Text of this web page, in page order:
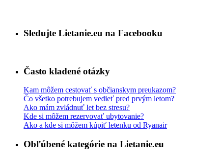
Sledujte Lietanie.eu na Facebooku
Často kladené otázky
Kam môžem cestovať s občianskym preukazom?
Čo všetko potrebujem vedieť pred prvým letom?
Ako mám zvládnuť let bez stresu?
Kde si môžem rezervovať ubytovanie?
Ako a kde si môžem kúpiť letenku od Ryanair
Obľúbené kategórie na Lietanie.eu